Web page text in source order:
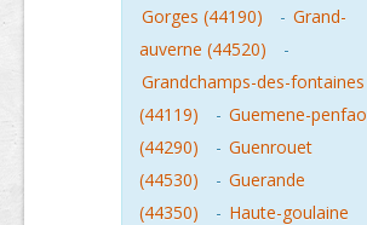
Gorges (44190)
- Grand-
auverne (44520)
-
Grandchamps-des-fontaines
(44119)
- Guemene-penfao
(44290)
- Guenrouet
(44530)
- Guerande
(44350)
- Haute-goulaine